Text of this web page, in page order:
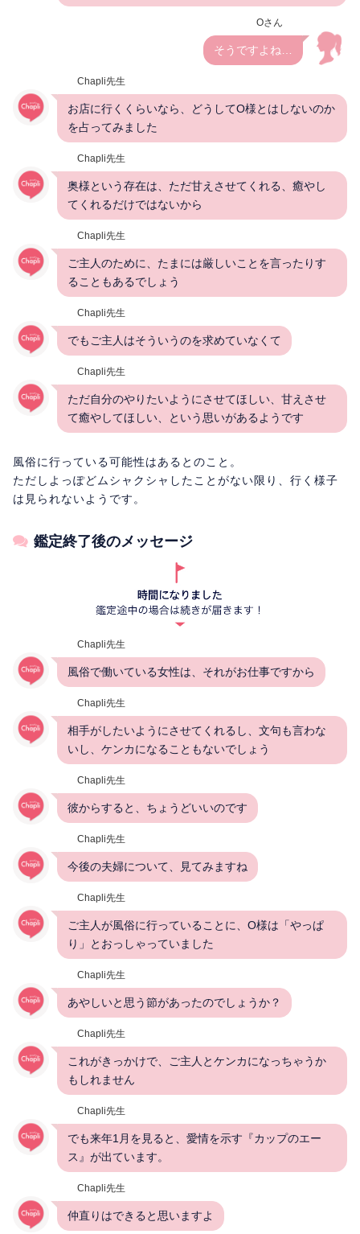
Oさん
そうですよね…
Chapli先生
お店に行くくらいなら、どうしてO様とはしないのか
を占ってみました
Chapli先生
奥様という存在は、ただ甘えさせてくれる、癒やし
てくれるだけではないから
Chapli先生
ご主人のために、たまには厳しいことを言ったりす
ることもあるでしょう
Chapli先生
でもご主人はそういうのを求めていなくて
Chapli先生
ただ自分のやりたいようにさせてほしい、甘えさせ
て癒やしてほしい、という思いがあるようです
風俗に行っている可能性はあるとのこと。
ただしよっぽどムシャクシャしたことがない限り、行く様子
は見られないようです。
鑑定終了後のメッセージ
Chapli先生
風俗で働いている女性は、それがお仕事ですから
Chapli先生
相手がしたいようにさせてくれるし、文句も言わな
いし、ケンカになることもないでしょう
Chapli先生
彼からすると、ちょうどいいのです
Chapli先生
今後の夫婦について、見てみますね
Chapli先生
ご主人が風俗に行っていることに、O様は「やっぱ
り」とおっしゃっていました
Chapli先生
あやしいと思う節があったのでしょうか？
Chapli先生
これがきっかけで、ご主人とケンカになっちゃうか
もしれません
Chapli先生
でも来年1月を見ると、愛情を示す『カップのエー
ス』が出ています。
Chapli先生
仲直りはできると思いますよ